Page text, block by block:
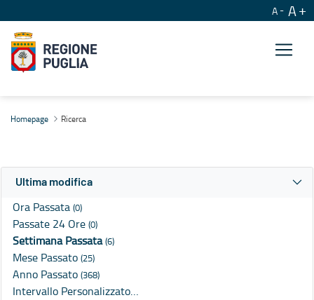
A A
Homepage Ricerca
Ultima modifica
Ora Passata (0)
Passate 24 Ore (0)
Settimana Passata(6)
Mese Passato (25)
Anno Passato (368)
Intervallo Personalizzato…